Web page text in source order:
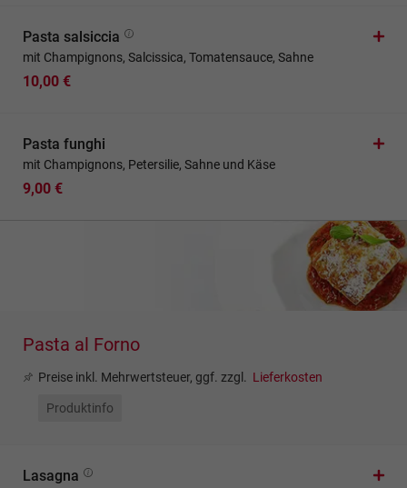
Pasta salsiccia
mit Champignons, Salcissica, Tomatensauce, Sahne
10,00 €
Pasta funghi
mit Champignons, Petersilie, Sahne und Käse
9,00 €
Pasta al Forno
Preise inkl. Mehrwertsteuer, ggf. zzgl. Lieferkosten
Produktinfo
Lasagna